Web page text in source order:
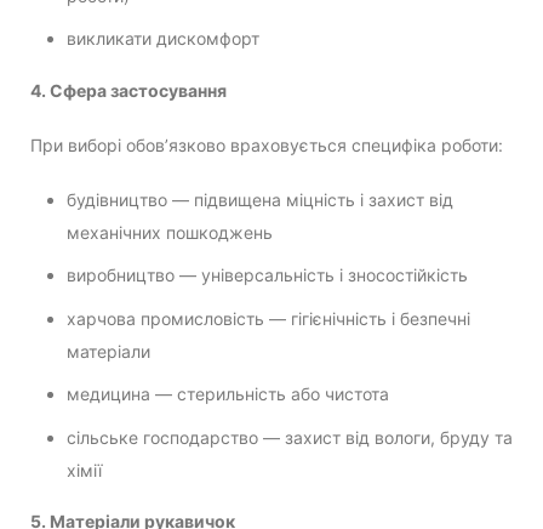
викликати дискомфорт
4. Сфера застосування
При виборі обов’язково враховується специфіка роботи:
будівництво — підвищена міцність і захист від
механічних пошкоджень
виробництво — універсальність і зносостійкість
харчова промисловість — гігієнічність і безпечні
матеріали
медицина — стерильність або чистота
сільське господарство — захист від вологи, бруду та
хімії
5. Матеріали рукавичок